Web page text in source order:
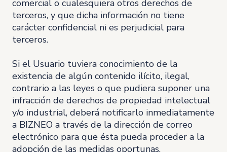
comercial o cualesquiera otros derechos de
terceros, y que dicha información no tiene
carácter confidencial ni es perjudicial para
terceros.
Si el Usuario tuviera conocimiento de la
existencia de algún contenido ilícito, ilegal,
contrario a las leyes o que pudiera suponer una
infracción de derechos de propiedad intelectual
y/o industrial, deberá notificarlo inmediatamente
a BIZNEO a través de la dirección de correo
electrónico para que ésta pueda proceder a la
adopción de las medidas oportunas.